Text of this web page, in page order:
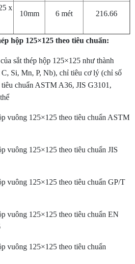
x
10mm 6 mét 216.66
hộp 125×125 theo tiêu chuẩn:
sắt thép hộp 125×125 như thành
C, Si, Mn, P, Nb), chỉ tiêu cơ lý (chỉ số
chuẩn ASTM A36, JIS G3101,
vuông 125×125 theo tiêu chuẩn ASTM
vuông 125×125 theo tiêu chuẩn JIS
vuông 125×125 theo tiêu chuẩn GP/T
vuông 125×125 theo tiêu chuẩn EN
vuông 125×125 theo tiêu chuẩn